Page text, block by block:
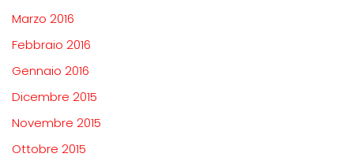
Marzo 2016
Febbraio 2016
Gennaio 2016
Dicembre 2015
Novembre 2015
Ottobre 2015